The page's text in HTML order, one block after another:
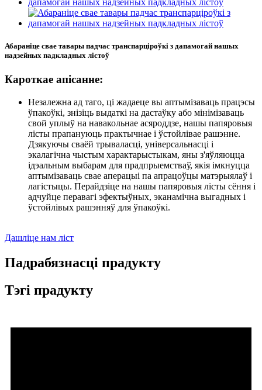
Абараніце свае тавары падчас транспарціроўкі з дапамогай нашых
надзейных падкладных лістоў
Кароткае апісанне:
Незалежна ад таго, ці жадаеце вы аптымізаваць працэсы
ўпакоўкі, знізіць выдаткі на дастаўку або мінімізаваць
свой уплыў на навакольнае асяроддзе, нашы папяровыя
лісты прапануюць практычнае і ўстойлівае рашэнне.
Дзякуючы сваёй трываласці, універсальнасці і
экалагічна чыстым характарыстыкам, яны з'яўляюцца
ідэальным выбарам для прадпрыемстваў, якія імкнуцца
аптымізаваць свае аперацыі па апрацоўцы матэрыялаў і
лагістыцы. Перайдзіце на нашы папяровыя лісты сёння і
адчуйце перавагі эфектыўных, эканамічна выгадных і
ўстойлівых рашэнняў для ўпакоўкі.
Дашліце нам ліст
Падрабязнасці прадукту
Тэгі прадукту